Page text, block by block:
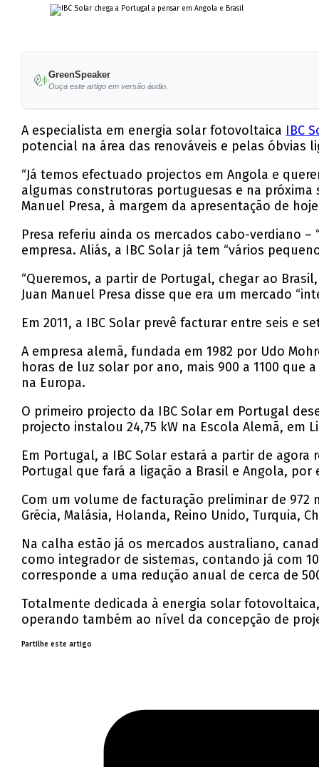
GreenSpeaker
Ouça este artigo em versão áudio.
A especialista em energia solar fotovoltaica IBC
potencial na área das renováveis e pelas óbvias
“Já temos efectuado projectos em Angola e
algumas construtoras portuguesas e na próxima
Manuel Presa, à margem da apresentação de
Presa referiu ainda os mercados cabo-verdiano
empresa. Aliás, a IBC Solar já tem “vários
“Queremos, a partir de Portugal, chegar ao
Juan Manuel Presa disse que era um mercado
Em 2011, a IBC Solar prevê facturar entre seis e
A empresa alemã, fundada em 1982 por Udo
horas de luz solar por ano, mais 900 a 1100
na Europa.
O primeiro projecto da IBC Solar em Portugal
projecto instalou 24,75 kW na Escola Alemã, em
Em Portugal, a IBC Solar estará a partir de
Portugal que fará a ligação a Brasil e Angola, por
Com um volume de facturação preliminar de
Grécia, Malásia, Holanda, Reino Unido, Turquia,
Na calha estão já os mercados australiano,
como integrador de sistemas, contando já com
corresponde a uma redução anual de cerca de
Totalmente dedicada à energia solar
operando também ao nível da concepção de
Partilhe este artigo